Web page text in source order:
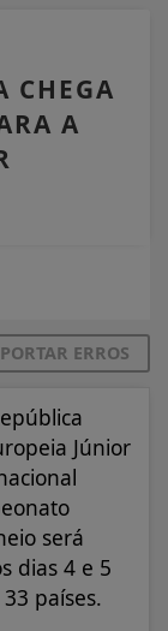
CHEGA
A
ERROS
Júnior
será
dias 4 e 5
países.